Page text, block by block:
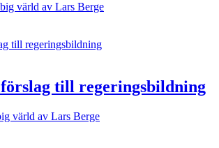
värld av Lars Berge
till regeringsbildning
värld av Lars Berge